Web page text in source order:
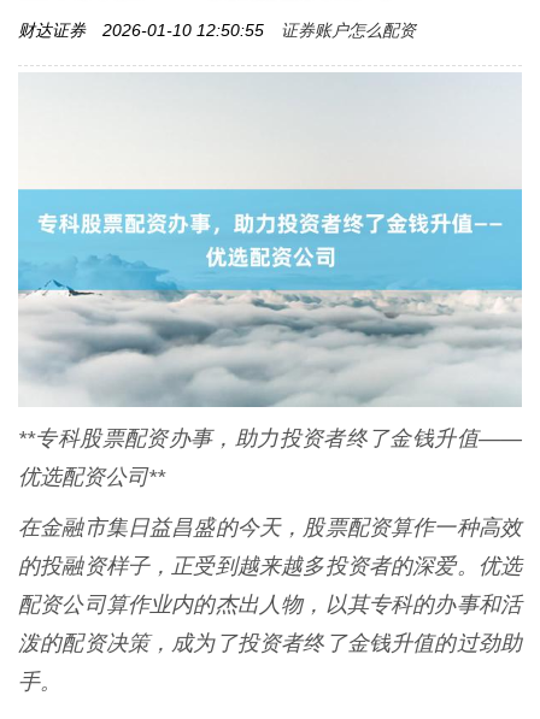
财达证券 2026-01-10 12:50:55 证券账户怎么配资
**专科股票配资办事，助力投资者终了金钱升值——
优选配资公司**
在金融市集日益昌盛的今天，股票配资算作一种高效
的投融资样子，正受到越来越多投资者的深爱。优选
配资公司算作业内的杰出人物，以其专科的办事和活
泼的配资决策，成为了投资者终了金钱升值的过劲助
手。